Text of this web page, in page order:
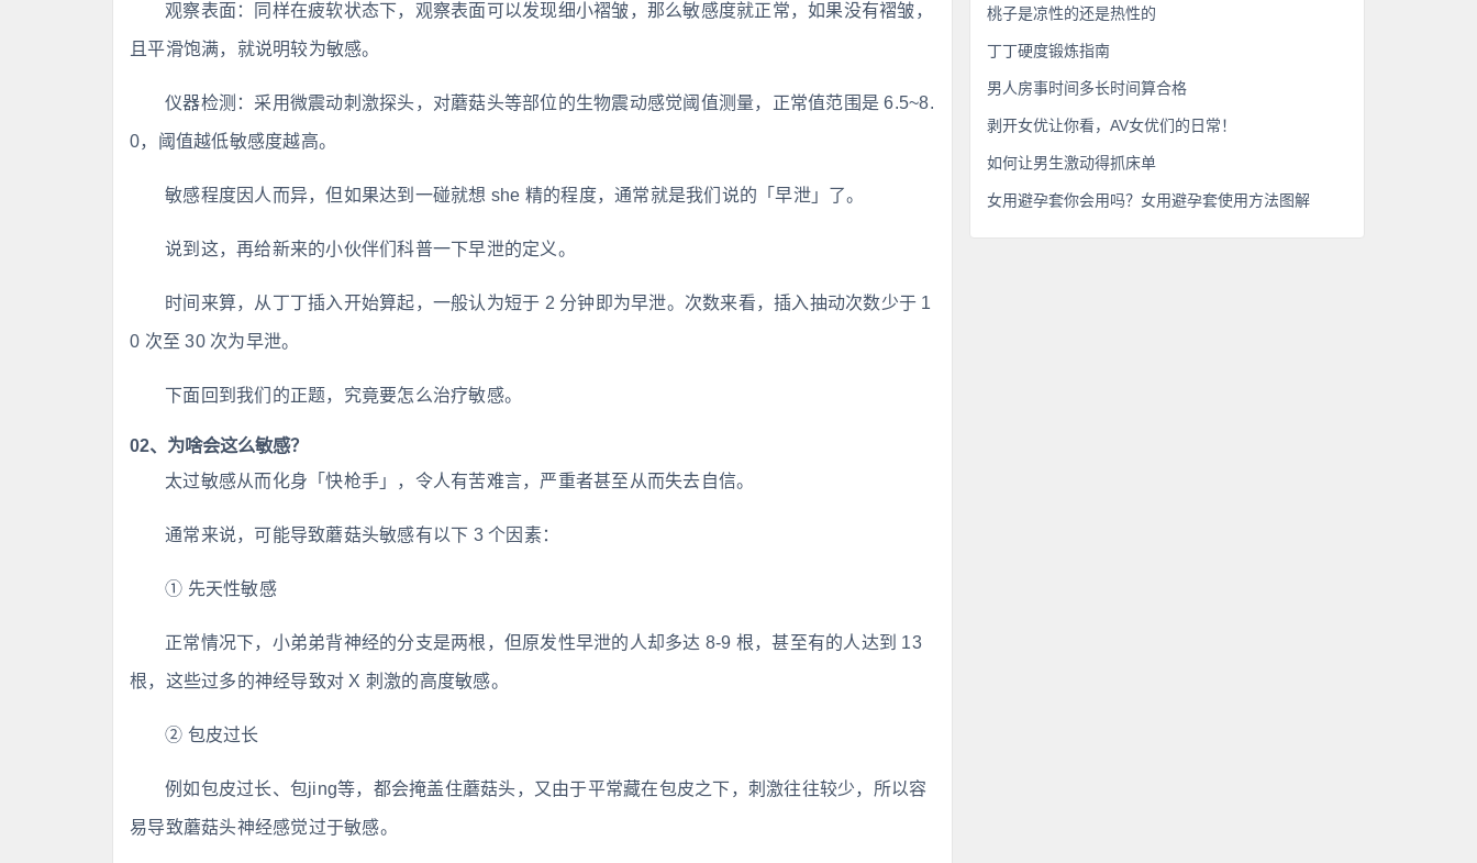
观察表面：同样在疲软状态下，观察表面可以发现细小褶皱，那么敏感度就正常，如果没有褶皱，
且平滑饱满，就说明较为敏感。
仪器检测：采用微震动刺激探头，对蘑菇头等部位的生物震动感觉阈值测量，正常值范围是 6.5~8.
0，阈值越低敏感度越高。
敏感程度因人而异，但如果达到一碰就想 she 精的程度，通常就是我们说的「早泄」了。
说到这，再给新来的小伙伴们科普一下早泄的定义。
时间来算，从丁丁插入开始算起，一般认为短于 2 分钟即为早泄。次数来看，插入抽动次数少于 1
0 次至 30 次为早泄。
下面回到我们的正题，究竟要怎么治疗敏感。
02、为啥会这么敏感？
太过敏感从而化身「快枪手」，令人有苦难言，严重者甚至从而失去自信。
通常来说，可能导致蘑菇头敏感有以下 3 个因素：
① 先天性敏感
正常情况下，小弟弟背神经的分支是两根，但原发性早泄的人却多达 8-9 根，甚至有的人达到 13
根，这些过多的神经导致对 X 刺激的高度敏感。
② 包皮过长
例如包皮过长、包jing等，都会掩盖住蘑菇头，又由于平常藏在包皮之下，刺激往往较少，所以容
易导致蘑菇头神经感觉过于敏感。
桃子是凉性的还是热性的
丁丁硬度锻炼指南
男人房事时间多长时间算合格
剥开女优让你看，AV女优们的日常！
如何让男生激动得抓床单
女用避孕套你会用吗？女用避孕套使用方法图解